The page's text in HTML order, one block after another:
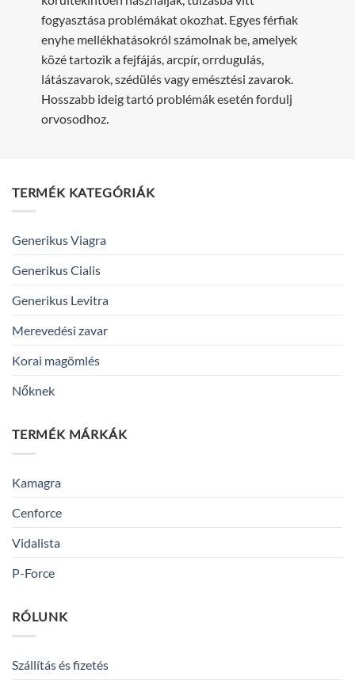
fogyasztása problémákat okozhat. Egyes férfiak
enyhe mellékhatásokról számolnak be, amelyek
közé tartozik a fejfájás, arcpír, orrdugulás,
látászavarok, szédülés vagy emésztési zavarok.
Hosszabb ideig tartó problémák esetén fordulj
orvosodhoz.
TERMÉK KATEGÓRIÁK
Generikus Viagra
Generikus Cialis
Generikus Levitra
Merevedési zavar
Korai magömlés
Nőknek
TERMÉK MÁRKÁK
Kamagra
Cenforce
Vidalista
P-Force
RÓLUNK
Szállítás és fizetés